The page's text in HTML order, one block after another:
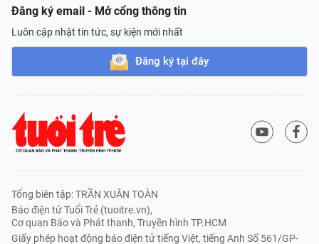
Đăng ký email - Mở cổng thông tin
Luôn cập nhật tin tức, sự kiện mới nhất
Đăng ký tại đây
Tổng biên tập: TRẦN XUÂN TOÀN
Báo điện tử Tuổi Trẻ (tuoitre.vn),
Cơ quan Báo và Phát thanh, Truyền hình TP.HCM
Giấy phép hoạt động báo điện tử tiếng Việt, tiếng Anh Số 561/GP-